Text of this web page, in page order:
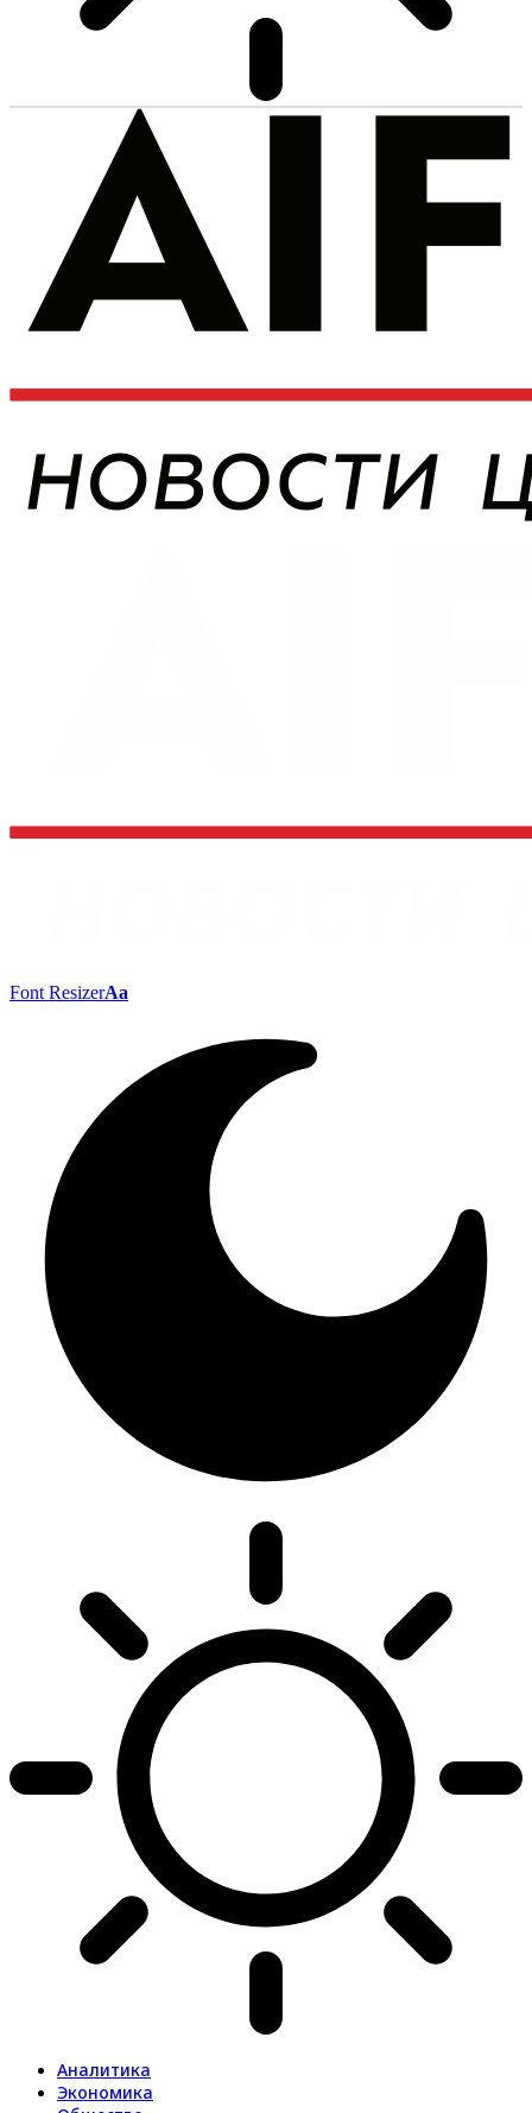
Font ResizerAa
Аналитика
Экономика